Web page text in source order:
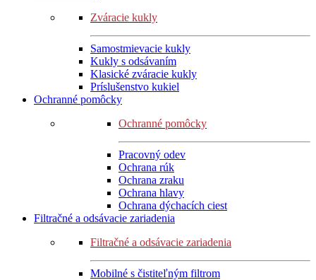
Zváracie kukly
Samostmievacie kukly
Kukly s odsávaním
Klasické zváracie kukly
Príslušenstvo kukiel
Ochranné pomôcky
Ochranné pomôcky
Pracovný odev
Ochrana rúk
Ochrana zraku
Ochrana hlavy
Ochrana dýchacích ciest
Filtračné a odsávacie zariadenia
Filtračné a odsávacie zariadenia
Mobilné s čistiteľným filtrom